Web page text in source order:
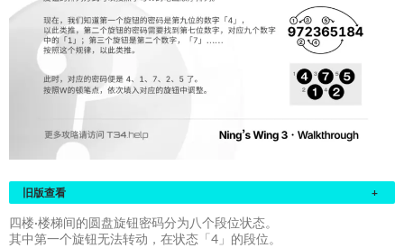
旧版查看 +
四楼·楼梯间的圆盘旋钮密码分为八个段位状态。
其中第一个旋钮无法转动，在状态「4」的段位。